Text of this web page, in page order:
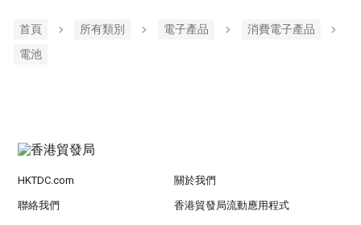
首頁 所有類別 電子產品
消費電子產品
電池
HKTDC.com 關於我們
聯絡我們 香港貿發局流動應用程式